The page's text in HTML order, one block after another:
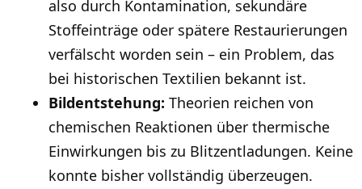
also durch Kontamination, sekundäre
Stoffeinträge oder spätere Restaurierungen
verfälscht worden sein – ein Problem, das
bei historischen Textilien bekannt ist.
Bildentstehung: Theorien reichen von
chemischen Reaktionen über thermische
Einwirkungen bis zu Blitzentladungen. Keine
konnte bisher vollständig überzeugen.